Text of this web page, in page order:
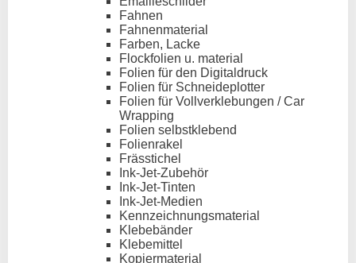
Fahnen
Fahnenmaterial
Farben, Lacke
Flockfolien u. material
Folien für den Digitaldruck
Folien für Schneideplotter
Folien für Vollverklebungen / Car
Wrapping
Folien selbstklebend
Folienrakel
Frässtichel
Ink-Jet-Zubehör
Ink-Jet-Tinten
Ink-Jet-Medien
Kennzeichnungsmaterial
Klebebänder
Klebemittel
Kopiermaterial